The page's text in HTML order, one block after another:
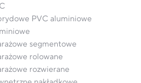
PVC aluminiowe
segmentowe
rolowane
rozwierane